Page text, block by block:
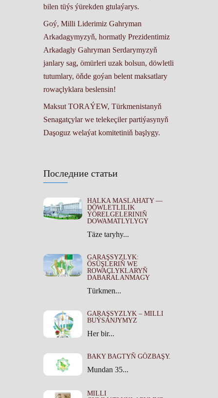
Последние статьи
HALKA MASLAHATY —
DÖWLETLILIK
ÝÖRELGELERINIŇ
DOWAMATLYLYGY
Täze taryhy...
GARAŞSYZLYK:
ÖSÜŞLERIŇ WE
ROWAÇLYKLARYŇ
DABARALANMAGY
Türkmen...
GARAŞSYZLYK – MILLI
BUÝSANJYMYZ
Her bir...
BAKY BAGTYŇ GÖZBAŞY.
Mundan 35...
MILLI
bilen tüýs ýürekden gtulaýarys.
Goý, Milli Liderimiz Gahryman
Arkadagymyzyň, hormatly Prezidentimiz
Arkadagly Gahryman Serdarymyzyň
janlary sag, ömürleri uzak bolsun, döwletli
tutumlary, öňde goýan belent maksatlary
rowaçlyklara beslensin!
Maksut TORAÝEW, Türkmenistanyň
Senagatçylar we telekeçiler partiýasynyň
Daşoguz welaýat komitetiniň başlygy.